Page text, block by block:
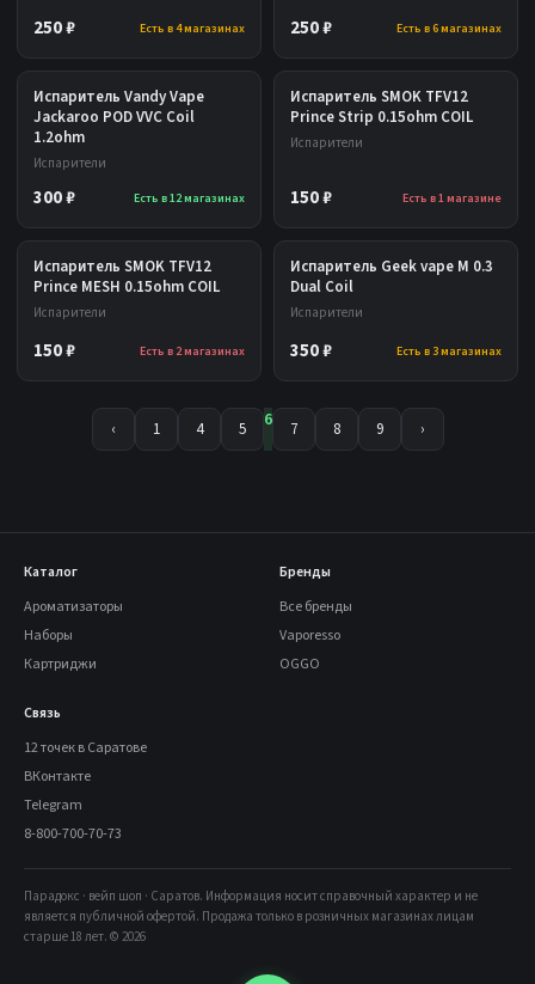
250 ₽ Есть в 4 магазинах 250 ₽ Есть в 6 магазинах
Испаритель Vandy Vape
Jackaroo POD VVC Coil
1.2ohm
Испарители
300 ₽ Есть в 12 магазинах
Испаритель SMOK TFV12
Prince Strip 0.15ohm COIL
Испарители
150 ₽ Есть в 1 магазине
Испаритель SMOK TFV12
Prince MESH 0.15ohm COIL
Испарители
150 ₽ Есть в 2 магазинах
Испаритель Geek vape M 0.3
Dual Coil
Испарители
350 ₽ Есть в 3 магазинах
‹ 1 4 5 6 7 8 9 ›
Каталог
Ароматизаторы
Наборы
Картриджи
Бренды
Все бренды
Vaporesso
OGGO
Связь
12 точек в Саратове
ВКонтакте
Telegram
8-800-700-70-73
Парадокс · вейп шоп · Саратов. Информация носит справочный характер и не
является публичной офертой. Продажа только в розничных магазинах лицам
старше 18 лет. © 2026